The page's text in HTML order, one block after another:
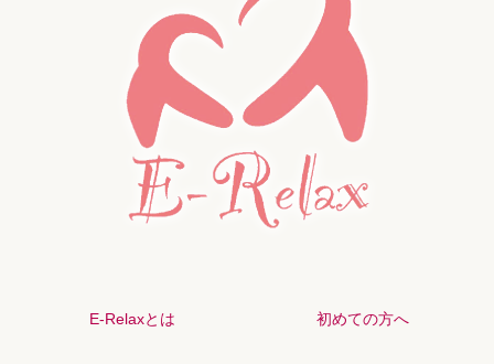
E-Relaxとは 初めての方へ